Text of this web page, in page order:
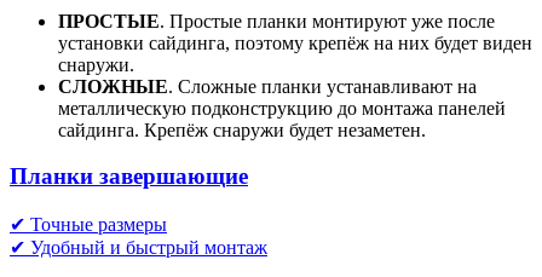
ПРОСТЫЕ. Простые планки монтируют уже после
установки сайдинга, поэтому крепёж на них будет виден
снаружи.
СЛОЖНЫЕ. Сложные планки устанавливают на
металлическую подконструкцию до монтажа панелей
сайдинга. Крепёж снаружи будет незаметен.
Планки завершающие
✔ Точные размеры
✔ Удобный и быстрый монтаж